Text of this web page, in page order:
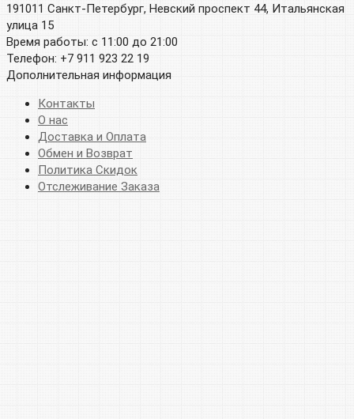
191011 Санкт-Петербург, Невский проспект 44, Итальянская
улица 15
Время работы: с 11:00 до 21:00
Телефон: +7 911 923 22 19
Дополнительная информация
Контакты
О нас
Доставка и Оплата
Обмен и Возврат
Политика Скидок
Отслеживание Заказа